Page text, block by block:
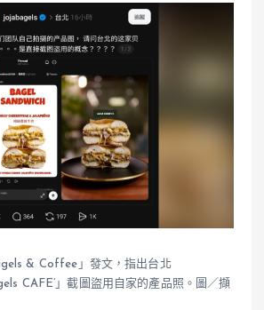
& Coffee」發文，指出台北
CAFE’」截圖盜用自家的產品照。圖／擷